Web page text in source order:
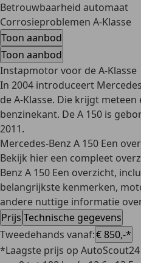
Betrouwbaarheid automaat
Corrosieproblemen A-Klasse
Toon aanbod
Toon aanbod
Instapmotor voor de A-Klasse
In 2004 introduceert
de A-Klasse. Die krijgt meteen
benzinekant. De A 150 is
2011.
Mercedes-Benz A 150 Een
Bekijk hier een compleet
Benz A 150 Een overzicht,
belangrijkste kenmerken,
andere nuttige informatie
Prijs Technische gegevens
Tweedehands vanaf:€ 850,-*
*Laagste prijs op